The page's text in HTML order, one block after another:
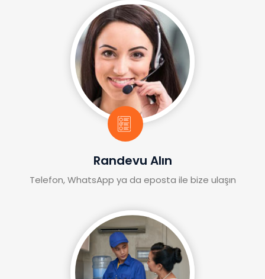
Randevu Alın
Telefon, WhatsApp ya da eposta ile bize ulaşın